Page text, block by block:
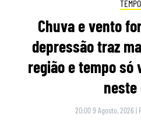
TEMPO
Chuva e vento
depressão traz
região e tempo só
neste
20:00 9 Agosto, 2026 |